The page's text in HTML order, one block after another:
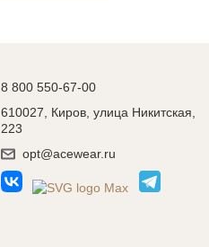
8 800 550-67-00
610027, Киров, улица Никитская,
223
opt@acewear.ru